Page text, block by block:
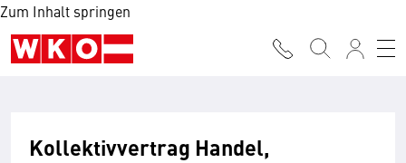
Zum Inhalt springen
Kollektivvertrag Handel,